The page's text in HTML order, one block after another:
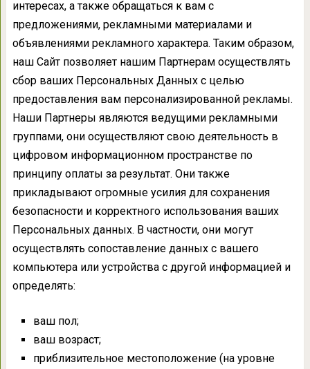
интересах, а также обращаться к вам с
предложениями, рекламными материалами и
объявлениями рекламного характера. Таким образом,
наш Сайт позволяет нашим Партнерам осуществлять
сбор ваших Персональных Данных с целью
предоставления вам персонализированной рекламы.
Наши Партнеры являются ведущими рекламными
группами, они осуществляют свою деятельность в
цифровом информационном пространстве по
принципу оплаты за результат. Они также
прикладывают огромные усилия для сохранения
безопасности и корректного использования ваших
Персональных данных. В частности, они могут
осуществлять сопоставление данных с вашего
компьютера или устройства с другой информацией и
определять:
ваш пол;
ваш возраст;
приблизительное местоположение (на уровне